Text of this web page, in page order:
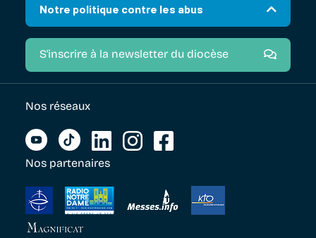
Notre politique contre les abus
S'inscrire à la newsletter du diocèse
Nos réseaux
Nos partenaires